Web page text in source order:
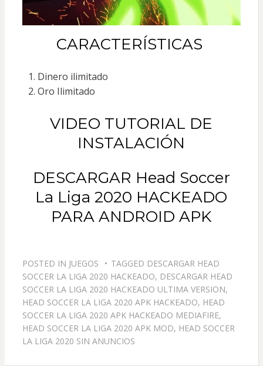
CARACTERÍSTICAS
Dinero ilimitado
Oro Ilimitado
VIDEO TUTORIAL DE
INSTALACIÓN
DESCARGAR Head Soccer
La Liga 2020 HACKEADO
PARA ANDROID APK
POSTED IN JUEGOS TAGGED DESCARGAR HEAD
SOCCER LA LIGA 2020 HACKEADO, DESCARGAR HEAD
SOCCER LA LIGA 2020 HACKEADO ULTIMA VERSION,
HEAD SOCCER LA LIGA 2020 APK HACKEADO, HEAD
SOCCER LA LIGA 2020 APK HACKEADO MEDIAFIRE,
HEAD SOCCER LA LIGA 2020 APK MOD, HEAD SOCCER
LA LIGA 2020 SIN ANUNCIOS